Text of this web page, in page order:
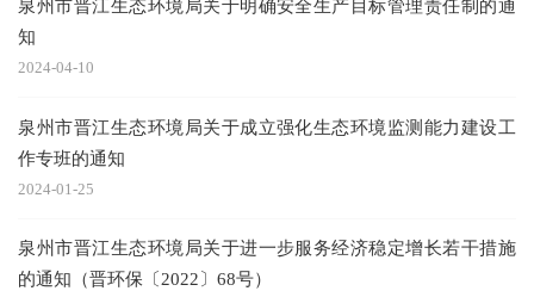
泉州市晋江生态环境局关于明确安全生产目标管理责任制的通
知
2024-04-10
泉州市晋江生态环境局关于成立强化生态环境监测能力建设工
作专班的通知
2024-01-25
泉州市晋江生态环境局关于进一步服务经济稳定增长若干措施
的通知（晋环保〔2022〕68号）